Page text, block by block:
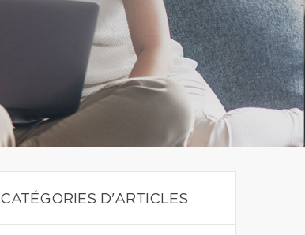
CATÉGORIES D'ARTICLES